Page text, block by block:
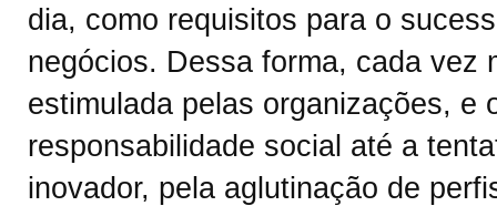
dia, como requisitos para o
negócios. Dessa forma, cada vez
estimulada pelas organizações, e
responsabilidade social até a
inovador, pela aglutinação de